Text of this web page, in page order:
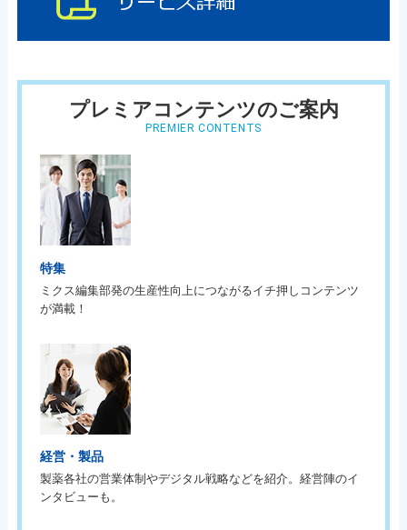
プレミアコンテンツのご案内
PREMIER CONTENTS
特集
ミクス編集部発の生産性向上につながるイチ押しコンテンツ
が満載！
経営・製品
製薬各社の営業体制やデジタル戦略などを紹介。経営陣のイ
ンタビューも。